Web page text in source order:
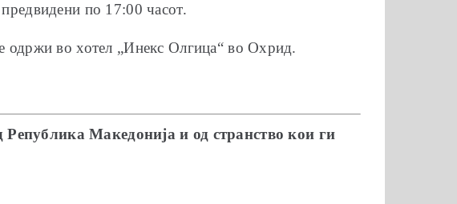
по 17:00 часот.
одржи во хотел „Инекс Олгица“ во Охрид.
Македонија и од странство кои ги